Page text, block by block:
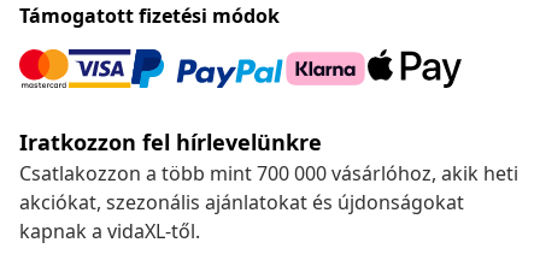
Támogatott fizetési módok
Iratkozzon fel hírlevelünkre
Csatlakozzon a több mint 700 000 vásárlóhoz, akik heti
akciókat, szezonális ajánlatokat és újdonságokat
kapnak a vidaXL-től.